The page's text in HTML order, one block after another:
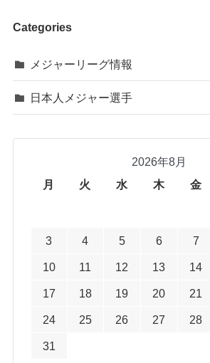
Categories
メジャーリーグ情報
日本人メジャー選手
2026年8月
月
火 水 木 金
3 4 5 6 7
10 11 12 13 14
17 18 19 20 21
24 25 26 27 28
31